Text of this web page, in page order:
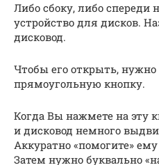
Либо сбоку, либо спереди
устройство для дисков.
дисковод.
Чтобы его открыть,
прямоугольную кнопку.
Когда Вы нажмете на эту
и дисковод немного
Аккуратно «помогите»
Затем нужно буквально